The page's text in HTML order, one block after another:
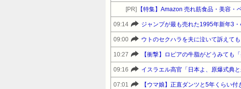
[PR] 【特集】Amazon 売れ筋食品・美容・
09:14 ジャンプが最も売れた1995年新年3
09:00
10:27 【衝撃】ロピアの牛脂がどうみても
09:16 イスラエル高官「日本よ、原爆式典
07:01 【ウマ娘】正直ダンツと5年くらい